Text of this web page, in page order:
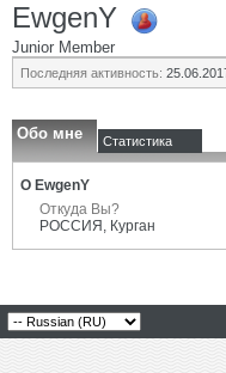
EwgenY
Junior Member
Последняя активность:
Обо мне Статистика
О EwgenY
Откуда Вы?
РОССИЯ, Курган